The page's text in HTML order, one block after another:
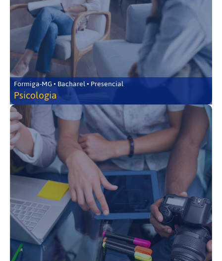
Formiga-MG • Bacharel • Presencial
Psicologia